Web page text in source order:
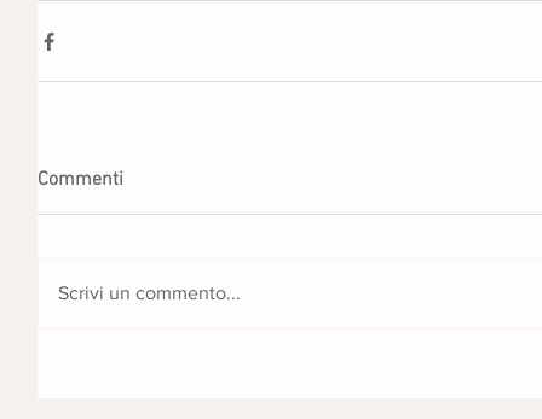
Commenti
Scrivi un commento...